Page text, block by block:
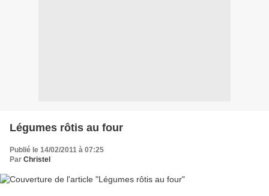
Légumes rôtis au four
Publié le 14/02/2011 à 07:25
Par Christel